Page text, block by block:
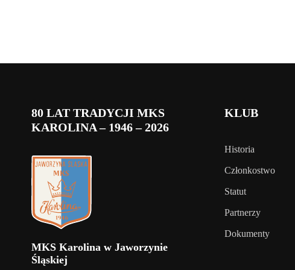
80 LAT TRADYCJI MKS
KAROLINA – 1946 – 2026
MKS Karolina w Jaworzynie
Śląskiej
KLUB
Historia
Członkostwo
Statut
Partnerzy
Dokumenty